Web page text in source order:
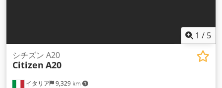
1 / 5
イタリア 9,329 km
シチズン A20
Citizen A20